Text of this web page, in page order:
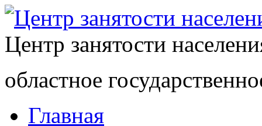
Центр занятости
областное
Главная